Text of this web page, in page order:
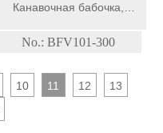
Канавочная бабочка,
ULC, одобренная FM
No.: BFV101-300
10 11 12
13